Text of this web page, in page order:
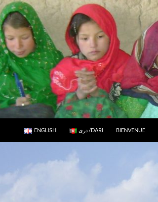
ENGLISH دری /DARI BIENVENUE